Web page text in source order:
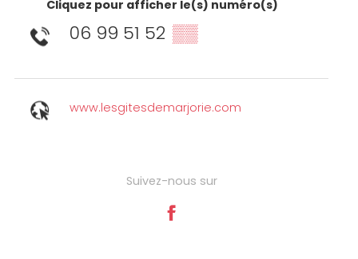
Cliquez pour afficher le(s) numéro(s)
06 99 51 52 ▒▒
www.lesgitesdemarjorie.com
Suivez-nous sur